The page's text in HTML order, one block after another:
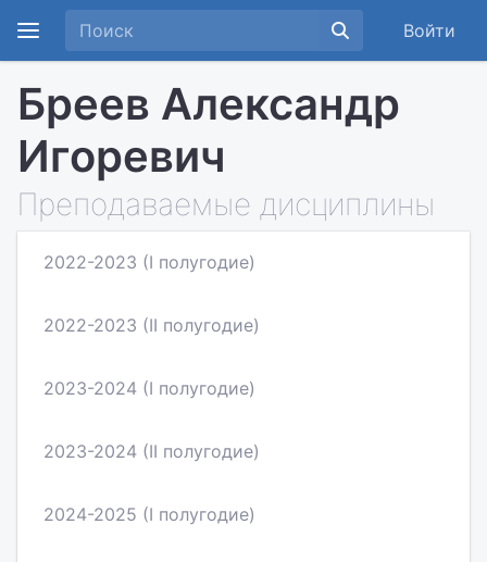
Войти
Бреев Александр
Игоревич
Преподаваемые дисциплины
2022-2023 (I полугодие)
2022-2023 (II полугодие)
2023-2024 (I полугодие)
2023-2024 (II полугодие)
2024-2025 (I полугодие)